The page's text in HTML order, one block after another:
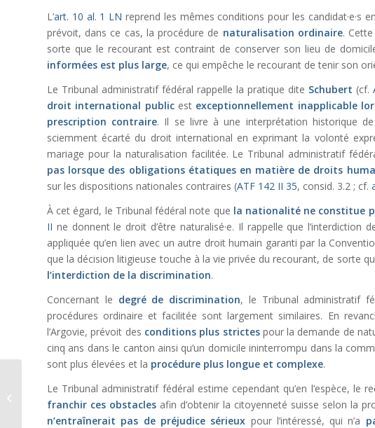
L’art. 10 al. 1 LN reprend les mêmes conditions pour les candidat·e·s
prévoit, dans ce cas, la procédure de naturalisation ordinaire.
sorte que le recourant est contraint de conserver son lieu de
informées est plus large, ce qui empêche le recourant de tenir son
Le Tribunal administratif fédéral rappelle la pratique dite Schubert (cf.
droit international publicest exceptionnellement inapplicable
prescription contraire. Il se livre à une interprétation historique
sciemment écarté du droit international en exprimant la volonté
mariage pour la naturalisation facilitée. Le Tribunal administratif
pas lorsque des obligations étatiques en matière de droits
sur les dispositions nationales contraires (ATF 142 II 35, consid. 3.2 ; cf.
À cet égard, le Tribunal fédéral note que la nationalité ne constitue
II ne donnent le droit d’être naturalisé·e. Il rappelle que l’interdiction
appliquée qu’en lien avec un autre droit humain garanti par la
que la décision litigieuse touche à la vie privée du recourant, de sorte
l’interdiction de la discrimination.
Concernant le degré de discrimination, le Tribunal administratif
procédures ordinaire et facilitée sont largement similaires. En
l’Argovie, prévoit des conditions plus strictes pour la demande de
cinq ans dans le canton ainsi qu’un domicile ininterrompu dans la
sont plus élevées et la procédure plus longue et complexe.
Le Tribunal administratif fédéral estime cependant qu’en l’espèce, le
franchir ces obstacles afin d’obtenir la citoyenneté suisse selon la
n’entraînerait pas de préjudice sérieux pour l’intéressé, qui n’a
salariale :
l’équivalence des
tâches entre une